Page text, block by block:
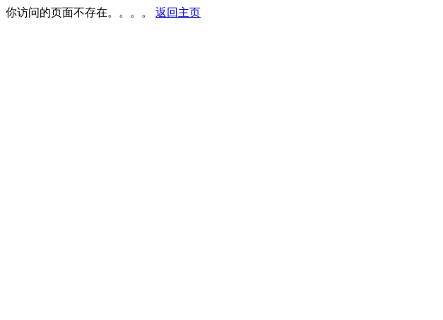
你访问的页面不存在。。。。 返回主页